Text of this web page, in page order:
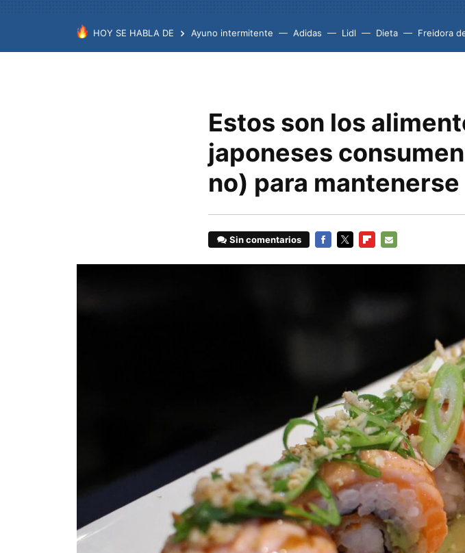
HOY SE HABLA DE Ayuno intermitente Adidas Lidl Dieta Freidora
Estos son los
japoneses
no) para
Sin comentarios